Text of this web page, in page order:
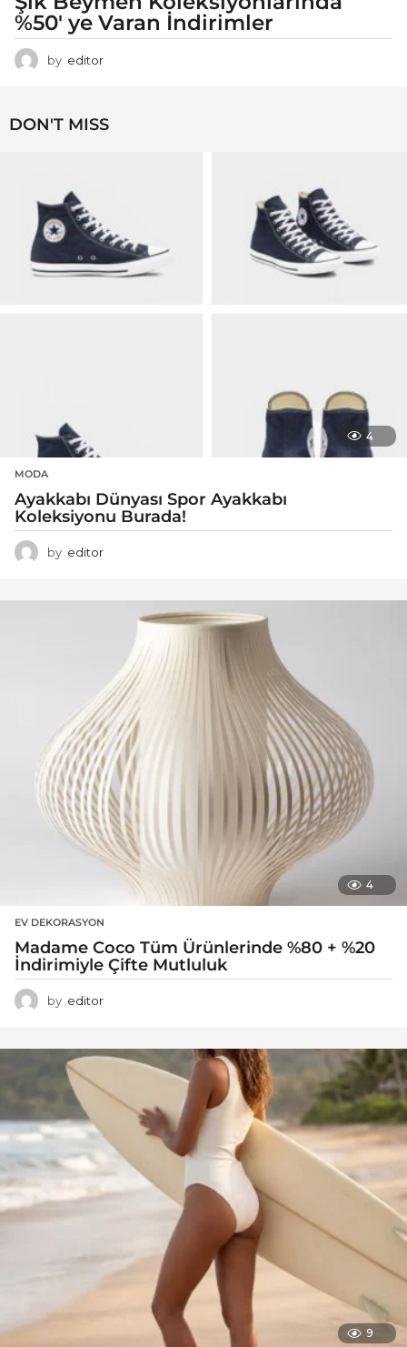
%50′ ye Varan İndirimler
by editor
DON'T MISS
4
MODA
Ayakkabı Dünyası Spor Ayakkabı
Koleksiyonu Burada!
by editor
4
EV DEKORASYON
Madame Coco Tüm Ürünlerinde %80 + %20
İndirimiyle Çifte Mutluluk
by editor
9